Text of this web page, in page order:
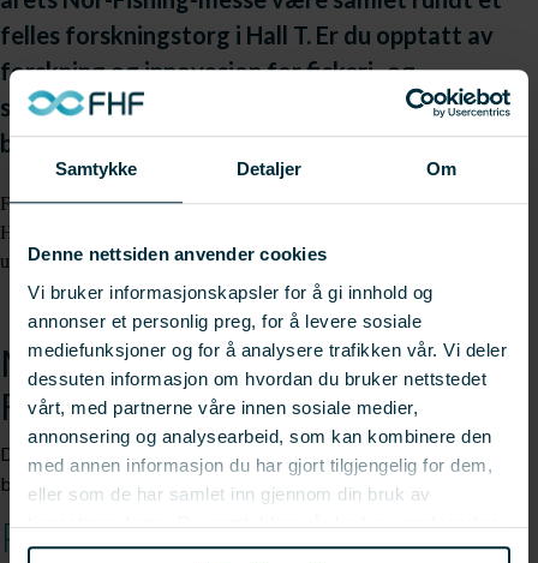
Samtykke Detaljer Om
Denne nettsiden anvender cookies
Vi bruker informasjonskapsler for å gi innhold og
annonser et personlig preg, for å levere sosiale
mediefunksjoner og for å analysere trafikken vår. Vi deler
dessuten informasjon om hvordan du bruker nettstedet
vårt, med partnerne våre innen sosiale medier,
annonsering og analysearbeid, som kan kombinere den
med annen informasjon du har gjort tilgjengelig for dem,
eller som de har samlet inn gjennom din bruk av
tjenestene deres. Du samtykker vår bruk av nødvendige
informasjonskapsler ved å bruke nettstedet vårt.
felles forskningstorg i Hall T. Er du opptatt av
forskning og innovasjon for fiskeri- og
sjømatnæringen, er Forskningstorget stedet å
besøke på Fiskerimessen i august.
Forskningstorget – Forskning og innovasjon er et samarbeid mellom
Havforskningsinstituttet, Nofima, Sintef/NTNU, UiT Norges arktiske
universitet, FHF, Innovasjon Norge og Forskningsrådet.
Miniseminarer på
Forskningstorget
Det vil i messeperioden arrangeres en rekke miniseminarer som
belyser ulike tema med siste nytt innen forskningen.
Programmet kan hentes her.